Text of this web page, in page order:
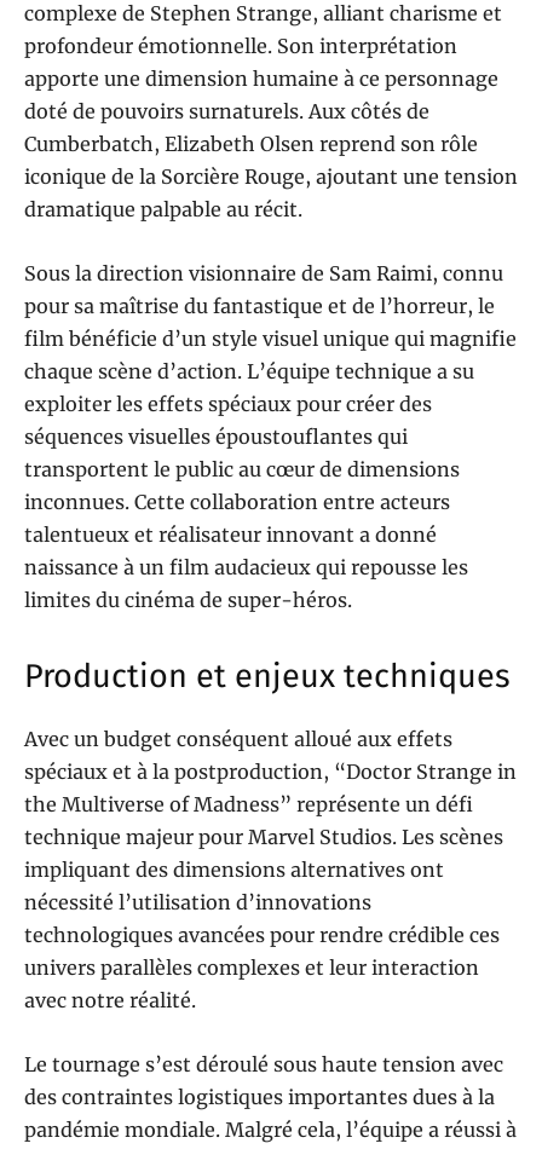
complexe de Stephen Strange, alliant charisme et
profondeur émotionnelle. Son interprétation
apporte une dimension humaine à ce personnage
doté de pouvoirs surnaturels. Aux côtés de
Cumberbatch, Elizabeth Olsen reprend son rôle
iconique de la Sorcière Rouge, ajoutant une tension
dramatique palpable au récit.
Sous la direction visionnaire de Sam Raimi, connu
pour sa maîtrise du fantastique et de l’horreur, le
film bénéficie d’un style visuel unique qui magnifie
chaque scène d’action. L’équipe technique a su
exploiter les effets spéciaux pour créer des
séquences visuelles époustouflantes qui
transportent le public au cœur de dimensions
inconnues. Cette collaboration entre acteurs
talentueux et réalisateur innovant a donné
naissance à un film audacieux qui repousse les
limites du cinéma de super-héros.
Production et enjeux techniques
Avec un budget conséquent alloué aux effets
spéciaux et à la postproduction, “Doctor Strange in
the Multiverse of Madness” représente un défi
technique majeur pour Marvel Studios. Les scènes
impliquant des dimensions alternatives ont
nécessité l’utilisation d’innovations
technologiques avancées pour rendre crédible ces
univers parallèles complexes et leur interaction
avec notre réalité.
Le tournage s’est déroulé sous haute tension avec
des contraintes logistiques importantes dues à la
pandémie mondiale. Malgré cela, l’équipe a réussi à